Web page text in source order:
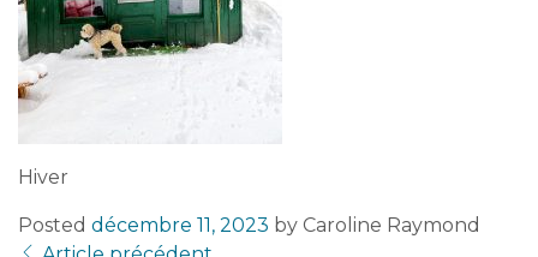
Hiver
Posted décembre 11, 2023 by Caroline Raymond